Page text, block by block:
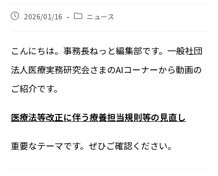
2026/01/16 ニュース
こんにちは。事務長ねっと編集部です。一般社団
法人医療実務研究会さまのAIコーナーから動画の
ご紹介です。
医療法等改正に伴う療養担当規則等の見直し
重要なテーマです。ぜひご確認ください。